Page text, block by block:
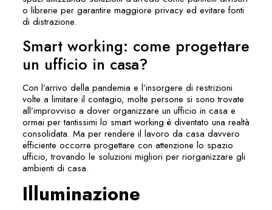
o librerie per garantire maggiore privacy ed evitare fonti
di distrazione.
Smart working: come progettare
un ufficio in casa?
Con l’arrivo della pandemia e l’insorgere di restrizioni
volte a limitare il contagio, molte persone si sono trovate
all’improvviso a dover organizzare un ufficio in casa e
ormai per tantissimi lo smart working è diventato una realtà
consolidata. Ma per rendere il lavoro da casa davvero
efficiente occorre progettare con attenzione lo spazio
ufficio, trovando le soluzioni migliori per riorganizzare gli
ambienti di casa.
Illuminazione